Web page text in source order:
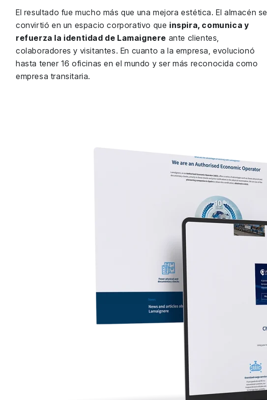
El resultado fue mucho más que una mejora estética. El almacén se
convirtió en un espacio corporativo que inspira, comunica y
refuerza la identidad de Lamaignere ante clientes,
colaboradores y visitantes. En cuanto a la empresa, evolucionó
hasta tener 16 oficinas en el mundo y ser más reconocida como
empresa transitaria.